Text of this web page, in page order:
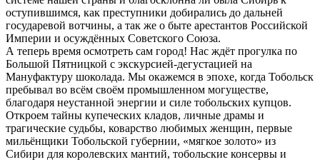
оступившимся, как преступники добирались до дальней
государевой вотчины, а так же о быте арестантов Российской
Империи и осуждённых Советского Союза.
А теперь время осмотреть сам город! Нас ждёт прогулка по
Большой Пятницкой с экскурсией-дегустацией на
Мануфактуру шоколада. Мы окажемся в эпохе, когда Тобольск
пребывал во всём своём промышленном могуществе,
благодаря неустанной энергии и силе тобольских купцов.
Откроем тайны купеческих кладов, личные драмы и
трагические судьбы, коварство любимых женщин, первые
мильёнщики Тобольской губернии, «мягкое золото» из
Сибири для королевских мантий, тобольские консервы и